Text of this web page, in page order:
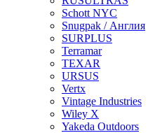
Schott NYC
Snugpak / Англия
SURPLUS
Terramar
TEXAR
URSUS
Vertx
Vintage Industries
Wiley X
Yakeda Outdoors